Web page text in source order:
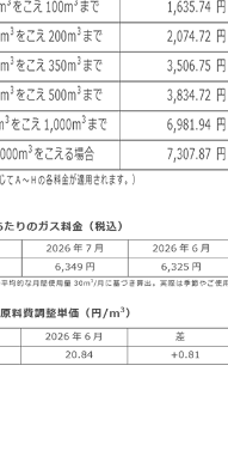
業務用・産業用のお客さま
お問い合わせ English